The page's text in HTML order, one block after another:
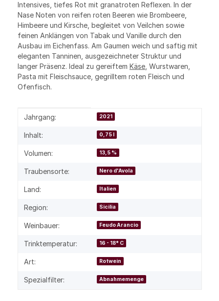
Intensives, tiefes Rot mit granatroten Reflexen. In der
Nase Noten von reifen roten Beeren wie Brombeere,
Himbeere und Kirsche, begleitet von Veilchen sowie
feinen Anklängen von Tabak und Vanille durch den
Ausbau im Eichenfass. Am Gaumen weich und saftig mit
eleganten Tanninen, ausgezeichneter Struktur und
langer Präsenz. Ideal zu gereiftem Käse , Wurstwaren,
Pasta mit Fleischsauce, gegrilltem roten Fleisch und
Ofenfisch.
Produkteigenschaft
Wert
Jahrgang: 2021
Inhalt: 0,75 l
Volumen: 13,5 %
Traubensorte: Nero d'Avola
Land: Italien
Region: Sicilia
Weinbauer: Feudo Arancio
Trinktemperatur: 16 - 18° C
Art: Rotwein
Spezialfilter: Abnahmemenge